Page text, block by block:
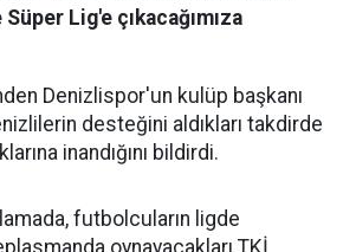
Lig'e çıkacağımıza
Denizlispor'un kulüp başkanı
desteğini aldıkları takdirde
inandığını bildirdi.
futbolcuların ligde
oynayacakları TKİ